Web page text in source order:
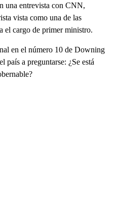
una entrevista con CNN,
vista como una de las
el cargo de primer ministro.
en el número 10 de Downing
país a preguntarse: ¿Se está